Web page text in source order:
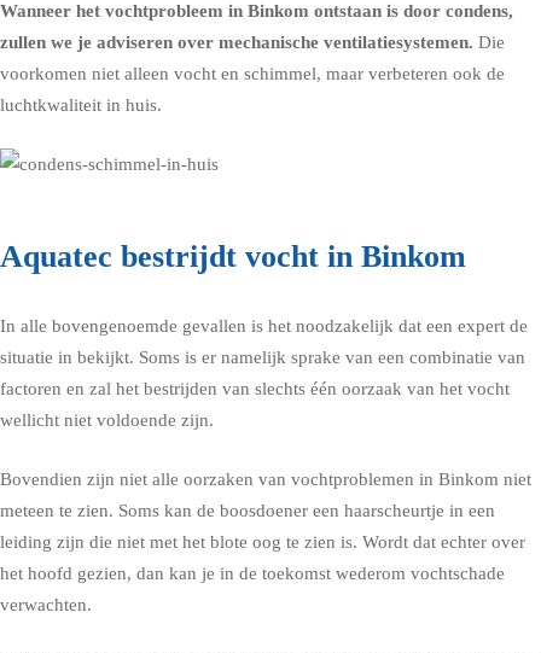
Wanneer het vochtprobleem in Binkom ontstaan is door condens,
zullen we je adviseren over mechanische ventilatiesystemen. Die
voorkomen niet alleen vocht en schimmel, maar verbeteren ook de
luchtkwaliteit in huis.
Aquatec bestrijdt vocht in Binkom
In alle bovengenoemde gevallen is het noodzakelijk dat een expert de
situatie in bekijkt. Soms is er namelijk sprake van een combinatie van
factoren en zal het bestrijden van slechts één oorzaak van het vocht
wellicht niet voldoende zijn.
Bovendien zijn niet alle oorzaken van vochtproblemen in Binkom niet
meteen te zien. Soms kan de boosdoener een haarscheurtje in een
leiding zijn die niet met het blote oog te zien is. Wordt dat echter over
het hoofd gezien, dan kan je in de toekomst wederom vochtschade
verwachten.